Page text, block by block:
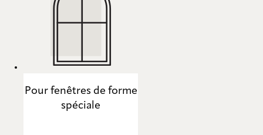
Pour fenêtres de forme
spéciale